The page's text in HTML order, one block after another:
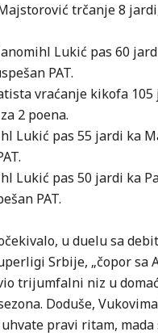
trčanje 8
Lukić pas 60
PAT.
vraćanje kikofa
2 poena.
Lukić pas 55 jardi ka
Lukić pas 50 jardi ka
PAT.
u duelu sa
Srbije, „čopor sa
trijumfalni niz u
Doduše,
pravi ritam,